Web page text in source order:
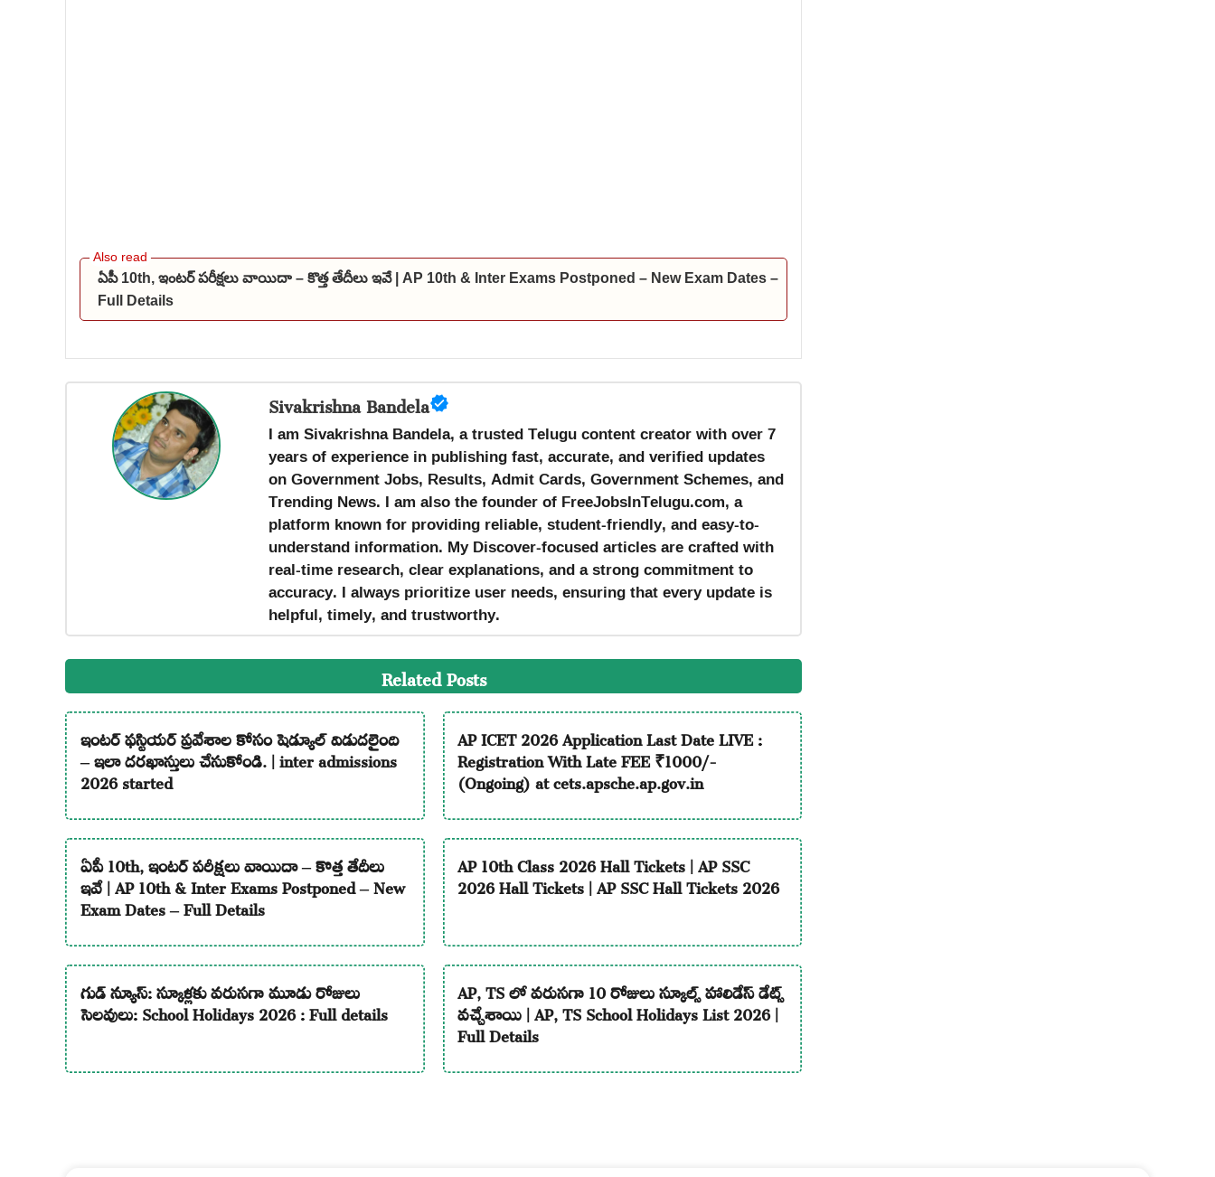
ఏపీ 10th, ఇంటర్ పరీక్షలు వాయిదా – కొత్త తేదీలు ఇవే | AP 10th & Inter Exams Postponed – New Exam Dates –
Full Details
Sivakrishna Bandela
I am Sivakrishna Bandela, a trusted Telugu content creator with over 7
years of experience in publishing fast, accurate, and verified updates
on Government Jobs, Results, Admit Cards, Government Schemes, and
Trending News. I am also the founder of FreeJobsInTelugu.com, a
platform known for providing reliable, student-friendly, and easy-to-
understand information. My Discover-focused articles are crafted with
real-time research, clear explanations, and a strong commitment to
accuracy. I always prioritize user needs, ensuring that every update is
helpful, timely, and trustworthy.
Related Posts
ఇంటర్ ఫస్టియర్ ప్రవేశాల కోసం షెడ్యూల్ విడుదలైంది
– ఇలా దరఖాస్తులు చేసుకోండి. | inter admissions
2026 started
AP ICET 2026 Application Last Date LIVE :
Registration With Late FEE ₹1000/-
(Ongoing) at cets.apsche.ap.gov.in
ఏపీ 10th, ఇంటర్ పరీక్షలు వాయిదా – కొత్త తేదీలు
ఇవే | AP 10th & Inter Exams Postponed – New
Exam Dates – Full Details
AP 10th Class 2026 Hall Tickets | AP SSC
2026 Hall Tickets | AP SSC Hall Tickets 2026
గుడ్ న్యూస్: స్కూళ్లకు వరుసగా మూడు రోజులు
సెలవులు: School Holidays 2026 : Full details
AP, TS లో వరుసగా 10 రోజులు స్కూల్స్ హాలిడేస్ డేట్స్
వచ్చేశాయి | AP, TS School Holidays List 2026 |
Full Details